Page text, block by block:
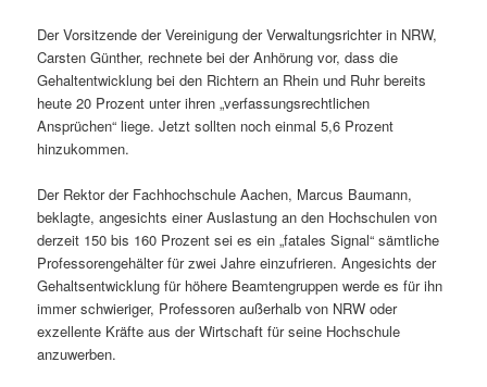
Der Vorsitzende der Vereinigung der Verwaltungsrichter in NRW,
Carsten Günther, rechnete bei der Anhörung vor, dass die
Gehaltentwicklung bei den Richtern an Rhein und Ruhr bereits
heute 20 Prozent unter ihren „verfassungsrechtlichen
Ansprüchen“ liege. Jetzt sollten noch einmal 5,6 Prozent
hinzukommen.
Der Rektor der Fachhochschule Aachen, Marcus Baumann,
beklagte, angesichts einer Auslastung an den Hochschulen von
derzeit 150 bis 160 Prozent sei es ein „fatales Signal“ sämtliche
Professorengehälter für zwei Jahre einzufrieren. Angesichts der
Gehaltsentwicklung für höhere Beamtengruppen werde es für ihn
immer schwieriger, Professoren außerhalb von NRW oder
exzellente Kräfte aus der Wirtschaft für seine Hochschule
anzuwerben.